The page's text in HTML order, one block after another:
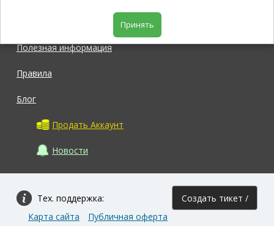
Полезная информация
Правила
Блог
Продать Аккаунт
Новости
Тех. поддержка: Создать тикет /
Карта сайта
Публичная оферта
Принять